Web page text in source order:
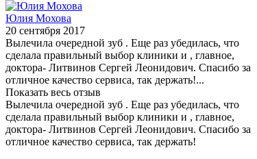
Юлия Мохова
20 сентября 2017
Вылечила очередной зуб . Еще раз убедилась, что
сделала правильный выбор клиники и , главное,
доктора- Литвинов Сергей Леонидович. Спасибо за
отличное качество сервиса, так держать!...
Показать весь отзыв
Вылечила очередной зуб . Еще раз убедилась, что
сделала правильный выбор клиники и , главное,
доктора- Литвинов Сергей Леонидович. Спасибо за
отличное качество сервиса, так держать!